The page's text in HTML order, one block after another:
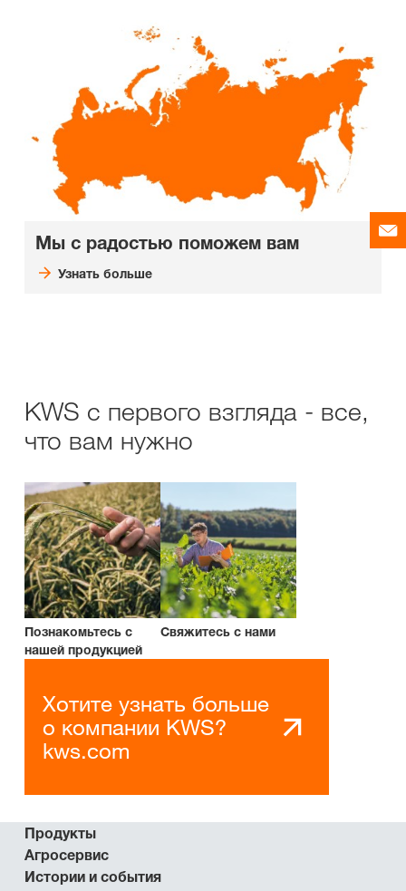
Мы с радостью поможем вам
Узнать больше
KWS с первого взгляда - все,
что вам нужно
Познакомьтесь с
нашей продукцией
Свяжитесь с нами
Хотите узнать больше
о компании KWS?
kws.com
Продукты
Агросервис
Истории и события